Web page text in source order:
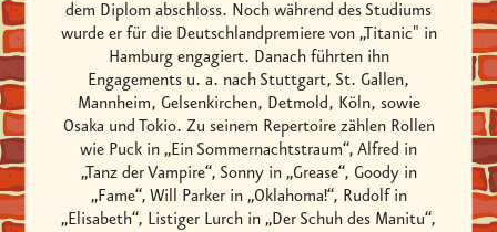
dem Diplom abschloss. Noch während des Studiums
wurde er für die Deutschlandpremiere von „Titanic" in
Hamburg engagiert. Danach führten ihn
Engagements u. a. nach Stuttgart, St. Gallen,
Mannheim, Gelsenkirchen, Detmold, Köln, sowie
Osaka und Tokio. Zu seinem Repertoire zählen Rollen
wie Puck in „Ein Sommernachtstraum“, Alfred in
„Tanz der Vampire“, Sonny in „Grease“, Goody in
„Fame“, Will Parker in „Oklahoma!“, Rudolf in
„Elisabeth“, Listiger Lurch in „Der Schuh des Manitu“,